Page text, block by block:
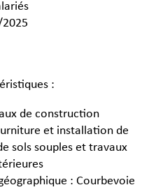
:
de construction
et installation de
sols souples et travaux
: Courbevoie